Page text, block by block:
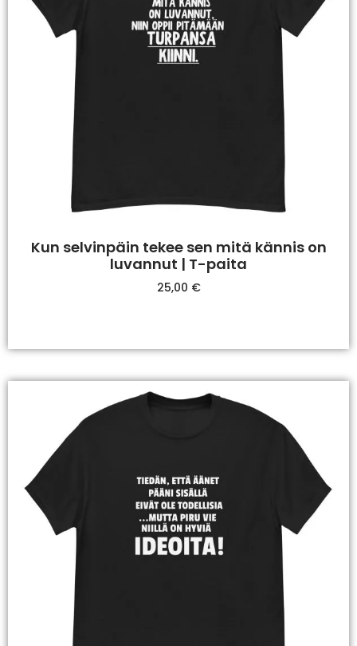
Kun selvinpäin tekee sen mitä kännis on
luvannut | T-paita
25,00 €